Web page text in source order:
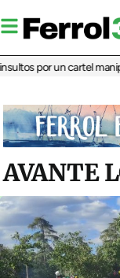
por un cartel manipulado
AVANTE